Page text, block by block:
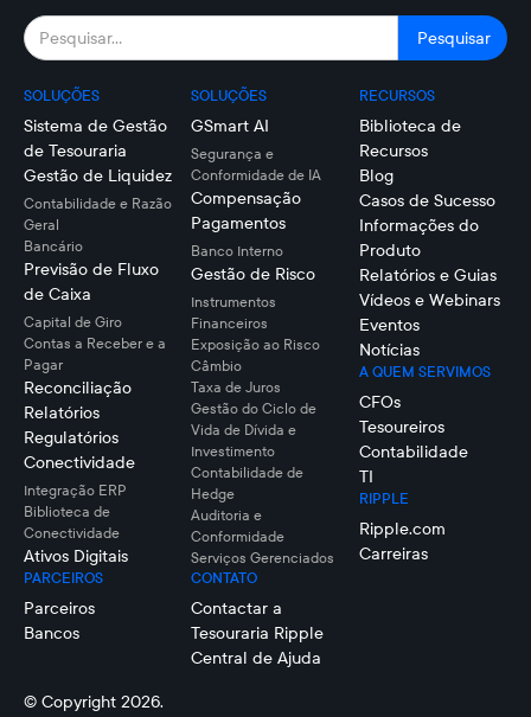
SOLUÇÕES
Sistema de Gestão
de Tesouraria
Gestão de Liquidez
Contabilidade e Razão
Geral
Bancário
Previsão de Fluxo
de Caixa
Capital de Giro
Contas a Receber e a
Pagar
Reconciliação
Relatórios
Regulatórios
Conectividade
Integração ERP
Biblioteca de
Conectividade
Ativos Digitais
PARCEIROS
Parceiros
Bancos
SOLUÇÕES
GSmart AI
Segurança e
Conformidade de IA
Compensação
Pagamentos
Banco Interno
Gestão de Risco
Instrumentos
Financeiros
Exposição ao Risco
Câmbio
Taxa de Juros
Gestão do Ciclo de
Vida de Dívida e
Investimento
Contabilidade de
Hedge
Auditoria e
Conformidade
Serviços Gerenciados
CONTATO
Contactar a
Tesouraria Ripple
Central de Ajuda
RECURSOS
Biblioteca de
Recursos
Blog
Casos de Sucesso
Informações do
Produto
Relatórios e Guias
Vídeos e Webinars
Eventos
Notícias
A QUEM SERVIMOS
CFOs
Tesoureiros
Contabilidade
TI
RIPPLE
Ripple.com
Carreiras
© Copyright 2026.